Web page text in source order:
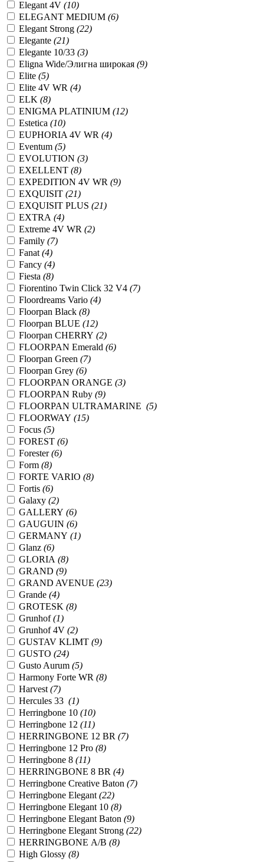
Elegant 4V (10)
ELEGANT MEDIUM (6)
Elegant Strong (22)
Elegante (21)
Elegante 10/33 (3)
Eligna Wide/Элигна широкая (9)
Elite (5)
Elite 4V WR (4)
ELK (8)
ENIGMA PLATINIUM (12)
Estetica (10)
EUPHORIA 4V WR (4)
Eventum (5)
EVOLUTION (3)
EXELLENT (8)
EXPEDITION 4V WR (9)
EXQUISIT (21)
EXQUISIT PLUS (21)
EXTRA (4)
Extreme 4V WR (2)
Family (7)
Fanat (4)
Fancy (4)
Fiesta (8)
Fiorentino Twin Click 32 V4 (7)
Floordreams Vario (4)
Floorpan Black (8)
Floorpan BLUE (12)
Floorpan CHERRY (2)
FLOORPAN Emerald (6)
Floorpan Green (7)
Floorpan Grey (6)
FLOORPAN ORANGE (3)
FLOORPAN Ruby (9)
FLOORPAN ULTRAMARINE (5)
FLOORWAY (15)
Focus (5)
FOREST (6)
Forester(6)
Form (8)
FORTE VARIO (8)
Fortis (6)
Galaxy (2)
GALLERY (6)
GAUGUIN (6)
GERMANY (1)
Glanz (6)
GLORIA (8)
GRAND (9)
GRAND AVENUE (23)
Grande (4)
GROTESK (8)
Grunhof(1)
Grunhof 4V (2)
GUSTAV KLIMT (9)
GUSTO (24)
Gusto Aurum (5)
Harmony Forte WR (8)
Harvest (7)
Hercules 33 (1)
Herringbone 10 (10)
Herringbone 12 (11)
HERRINGBONE 12 BR (7)
Herringbone 12 Pro (8)
Herringbone 8 (11)
HERRINGBONE 8 BR (4)
Herringbone Creative Baton (7)
Herringbone Elegant (22)
Herringbone Elegant 10 (8)
Herringbone Elegant Baton (9)
Herringbone Elegant Strong (22)
HERRINGBONE А/B (8)
High Glossy (8)